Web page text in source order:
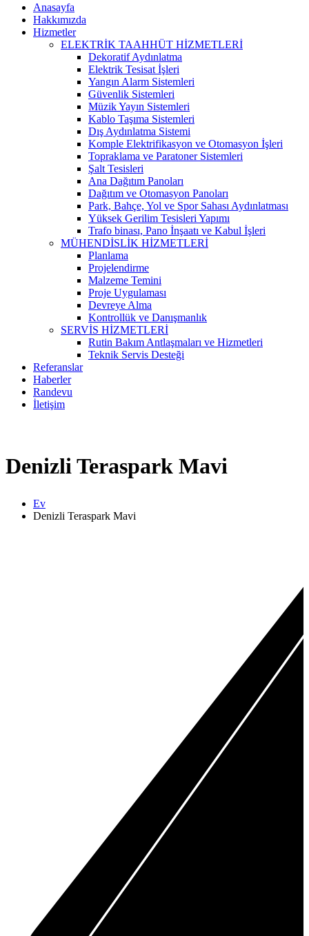
Anasayfa
Hakkımızda
Hizmetler
ELEKTRİK TAAHHÜT HİZMETLERİ
Dekoratif Aydınlatma
Elektrik Tesisat İşleri
Yangın Alarm Sistemleri
Güvenlik Sistemleri
Müzik Yayın Sistemleri
Kablo Taşıma Sistemleri
Dış Aydınlatma Sistemi
Komple Elektrifikasyon ve Otomasyon İşleri
Topraklama ve Paratoner Sistemleri
Şalt Tesisleri
Ana Dağıtım Panoları
Dağıtım ve Otomasyon Panoları
Park, Bahçe, Yol ve Spor Sahası Aydınlatması
Yüksek Gerilim Tesisleri Yapımı
Trafo binası, Pano İnşaatı ve Kabul İşleri
MÜHENDİSLİK HİZMETLERİ
Planlama
Projelendirme
Malzeme Temini
Proje Uygulaması
Devreye Alma
Kontrollük ve Danışmanlık
SERVİS HİZMETLERİ
Rutin Bakım Antlaşmaları ve Hizmetleri
Teknik Servis Desteği
Referanslar
Haberler
Randevu
İletişim
Denizli Teraspark Mavi
Ev
Denizli Teraspark Mavi